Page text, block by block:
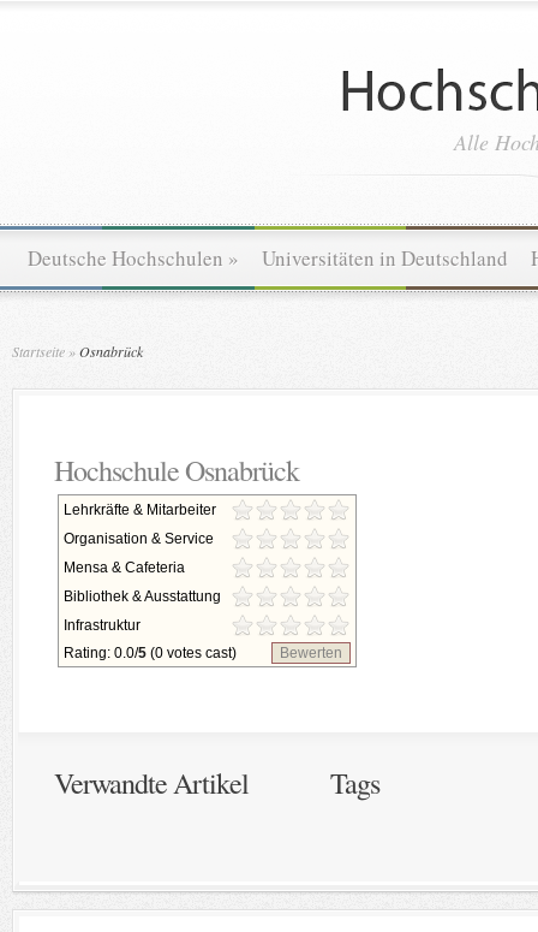
Alle
Deutsche Hochschulen » Universitäten in Deutschland
Startseite »Osnabrück
Hochschule Osnabrück
Lehrkräfte & Mitarbeiter
Organisation & Service
Mensa & Cafeteria
Bibliothek & Ausstattung
Infrastruktur
Rating: 0.0/5 (0 votes cast) Bewerten
Verwandte Artikel Tags